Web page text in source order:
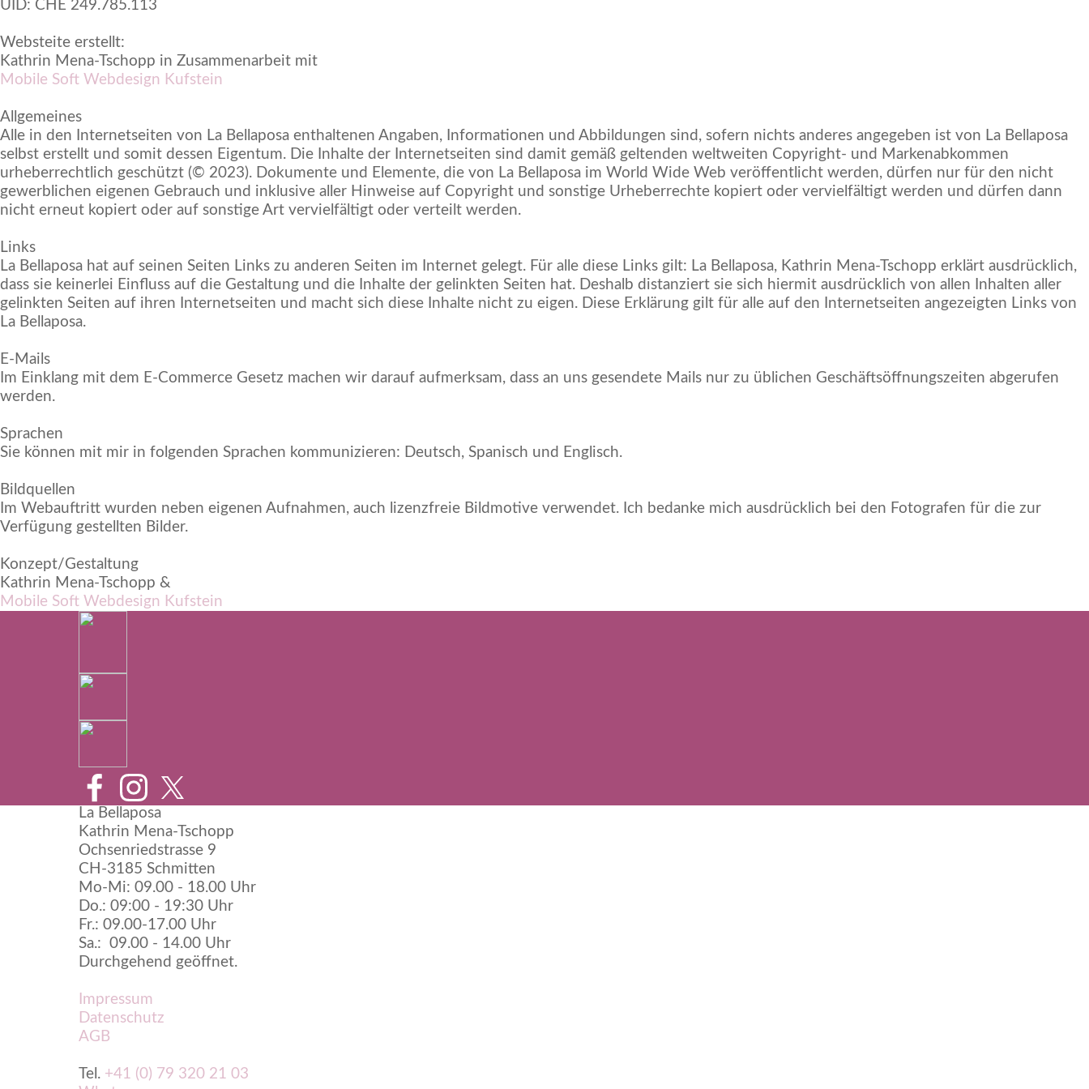
UID: CHE 249.785.113
Websteite erstellt:
Kathrin Mena-Tschopp in Zusammenarbeit mit
Mobile Soft Webdesign Kufstein
Allgemeines
Alle in den Internetseiten von La Bellaposa enthaltenen Angaben, Informationen und Abbildungen sind, sofern nichts anderes angegeben ist von La Bellaposa
selbst erstellt und somit dessen Eigentum. Die Inhalte der Internetseiten sind damit gemäß geltenden weltweiten Copyright- und Markenabkommen
urheberrechtlich geschützt (© 2023). Dokumente und Elemente, die von La Bellaposa im World Wide Web veröffentlicht werden, dürfen nur für den nicht
gewerblichen eigenen Gebrauch und inklusive aller Hinweise auf Copyright und sonstige Urheberrechte kopiert oder vervielfältigt werden und dürfen dann
nicht erneut kopiert oder auf sonstige Art vervielfältigt oder verteilt werden.
Links
La Bellaposa hat auf seinen Seiten Links zu anderen Seiten im Internet gelegt. Für alle diese Links gilt: La Bellaposa, Kathrin Mena-Tschopp erklärt ausdrücklich,
dass sie keinerlei Einfluss auf die Gestaltung und die Inhalte der gelinkten Seiten hat. Deshalb distanziert sie sich hiermit ausdrücklich von allen Inhalten aller
gelinkten Seiten auf ihren Internetseiten und macht sich diese Inhalte nicht zu eigen. Diese Erklärung gilt für alle auf den Internetseiten angezeigten Links von
La Bellaposa.
E-Mails
Im Einklang mit dem E-Commerce Gesetz machen wir darauf aufmerksam, dass an uns gesendete Mails nur zu üblichen Geschäftsöffnungszeiten abgerufen
werden.
Sprachen
Sie können mit mir in folgenden Sprachen kommunizieren: Deutsch, Spanisch und Englisch.
Bildquellen
Im Webauftritt wurden neben eigenen Aufnahmen, auch lizenzfreie Bildmotive verwendet. Ich bedanke mich ausdrücklich bei den Fotografen für die zur
Verfügung gestellten Bilder.
Konzept/Gestaltung
Kathrin Mena-Tschopp &
Mobile Soft Webdesign Kufstein
La Bellaposa
Kathrin Mena-Tschopp
Ochsenriedstrasse 9
CH-3185 Schmitten
Mo-Mi: 09.00 - 18.00 Uhr
Do.: 09:00 - 19:30 Uhr
Fr.: 09.00-17.00 Uhr
Sa.: 09.00 - 14.00 Uhr
Durchgehend geöffnet.
Impressum
Datenschutz
AGB
Tel. +41 (0) 79 320 21 03
Zurück zum Seiteninhalt